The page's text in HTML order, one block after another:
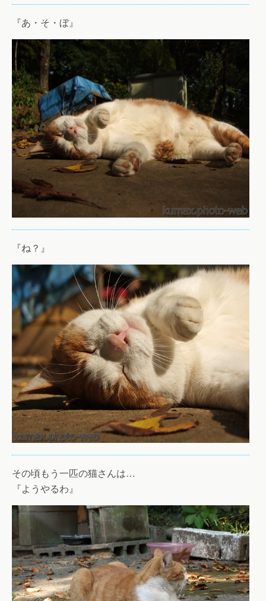
『あ・そ・ぼ』
『ね？』
その頃もう一匹の猫さんは…
『ようやるわ』